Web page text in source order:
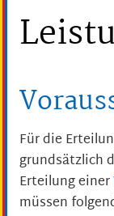
Für die
grundsätzlich
Erteilung einer
müssen